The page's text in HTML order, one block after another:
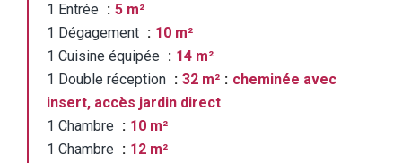
1 Entrée
5 m²
1 Dégagement
10 m²
1 Cuisine équipée
14 m²
1 Double réception
32 m²
cheminée avec
insert, accès jardin direct
1 Chambre
10 m²
1 Chambre
12 m²